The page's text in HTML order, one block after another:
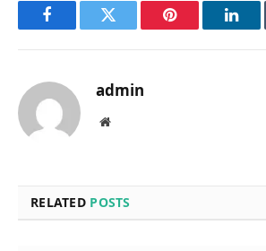
FacebookTwitter Pinterest
admin
Website
RELATED POSTS